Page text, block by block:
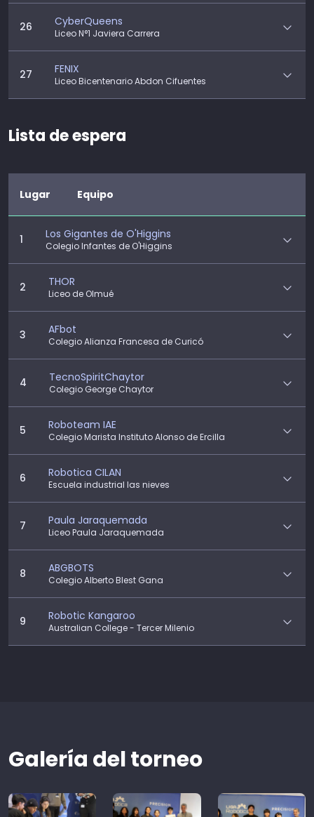
26 CyberQueens
Liceo N°1 Javiera Carrera
27 FENIX
Liceo Bicentenario Abdon Cifuentes
Lista de espera
Lugar Equipo
1 Los Gigantes de O'Higgins
Colegio Infantes de O'Higgins
2 THOR
Liceo de Olmué
3 AFbot
Colegio Alianza Francesa de Curicó
4 TecnoSpiritChaytor
Colegio George Chaytor
5 Roboteam IAE
Colegio Marista Instituto Alonso de Ercilla
6 Robotica CILAN
Escuela industrial las nieves
7 Paula Jaraquemada
Liceo Paula Jaraquemada
8 ABGBOTS
Colegio Alberto Blest Gana
9 Robotic Kangaroo
Australian College - Tercer Milenio
Galería del torneo